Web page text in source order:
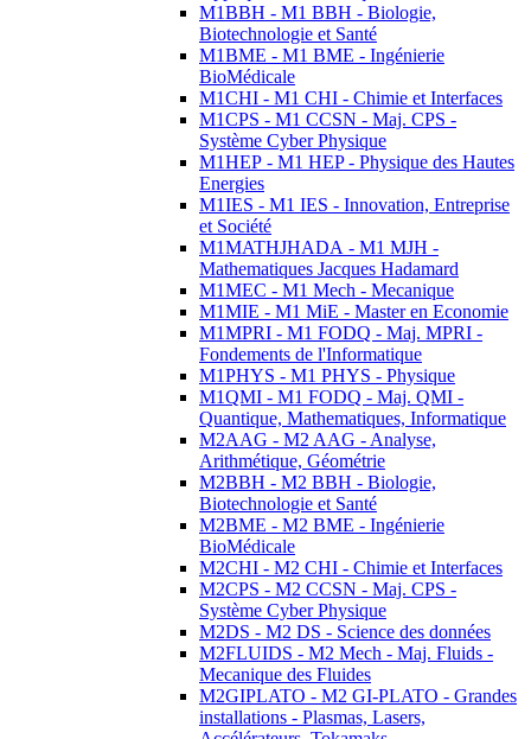
M1BBH - M1 BBH - Biologie,
Biotechnologie et Santé
M1BME - M1 BME - Ingénierie
BioMédicale
M1CHI - M1 CHI - Chimie et Interfaces
M1CPS - M1 CCSN - Maj. CPS -
Système Cyber Physique
M1HEP - M1 HEP - Physique des Hautes
Energies
M1IES - M1 IES - Innovation, Entreprise
et Société
M1MATHJHADA - M1 MJH -
Mathematiques Jacques Hadamard
M1MEC - M1 Mech - Mecanique
M1MIE - M1 MiE - Master en Economie
M1MPRI - M1 FODQ - Maj. MPRI -
Fondements de l'Informatique
M1PHYS - M1 PHYS - Physique
M1QMI - M1 FODQ - Maj. QMI -
Quantique, Mathematiques, Informatique
M2AAG - M2 AAG - Analyse,
Arithmétique, Géométrie
M2BBH - M2 BBH - Biologie,
Biotechnologie et Santé
M2BME - M2 BME - Ingénierie
BioMédicale
M2CHI - M2 CHI - Chimie et Interfaces
M2CPS - M2 CCSN - Maj. CPS -
Système Cyber Physique
M2DS - M2 DS - Science des données
M2FLUIDS - M2 Mech - Maj. Fluids -
Mecanique des Fluides
M2GIPLATO - M2 GI-PLATO - Grandes
installations - Plasmas, Lasers,